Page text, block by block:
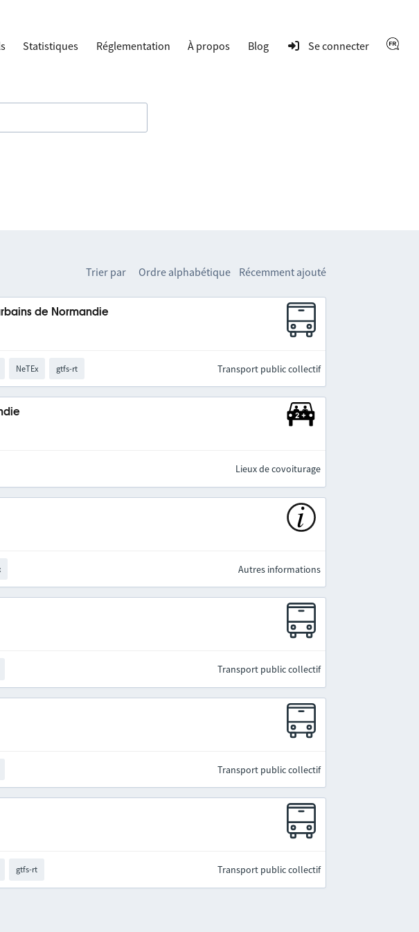
Statistiques Réglementation À propos Blog Se connecter
Trier par Ordre alphabétique Récemment ajouté
de Normandie
NeTEx gtfs-rt Transport public collectif
Lieux de covoiturage
Autres informations
Transport public collectif
Transport public collectif
gtfs-rt Transport public collectif